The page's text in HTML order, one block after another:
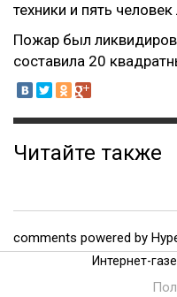
техники и пять
Пожар был
составила 20
Читайте также
comments powered by
Интернет-